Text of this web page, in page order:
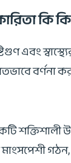
কি
এবং
বর্ণনা
শক্তিশালী